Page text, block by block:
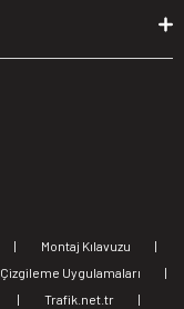
| Montaj Kılavuzu
|
Çizgileme Uygulamaları
|
| Trafik.net.tr |